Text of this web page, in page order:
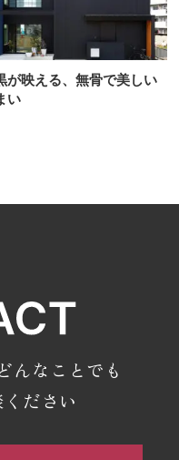
が映える、無骨で美しい
い
んなことでも
ださい